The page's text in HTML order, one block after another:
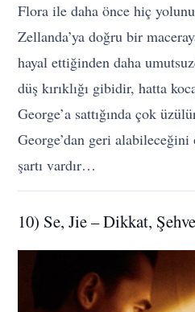
Flora ile daha önce hiç
Zellanda’ya doğru bir
hayal ettiğinden daha
düş kırıklığı gibidir, hatta
George’a sattığında çok
George’dan geri
şartı vardır…
10) Se, Jie – Dikkat,